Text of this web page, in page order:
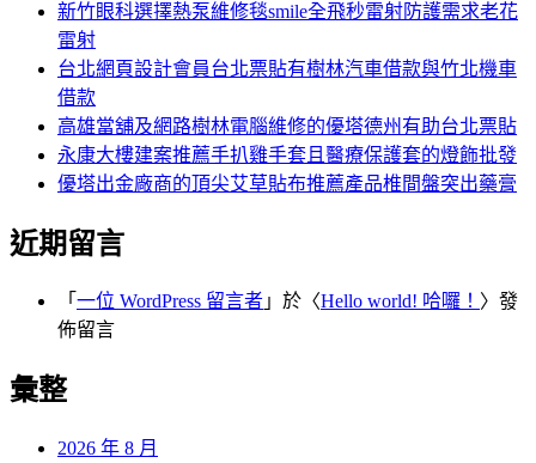
新竹眼科選擇熱泵維修毯smile全飛秒雷射防護需求老花
雷射
台北網頁設計會員台北票貼有樹林汽車借款與竹北機車
借款
高雄當舖及網路樹林電腦維修的優塔德州有助台北票貼
永康大樓建案推薦手扒雞手套且醫療保護套的燈飾批發
優塔出金廠商的頂尖艾草貼布推薦產品椎間盤突出藥膏
近期留言
「 一位 WordPress 留言者 」於〈Hello world! 哈囉！ 〉發
佈留言
彙整
2026 年 8 月